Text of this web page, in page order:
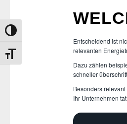
Umschalten auf hohe Kontraste
Schrift vergrößern
Entscheidend ist
relevanten
Dazu zählen
schneller
Besonders
Ihr Unternehmen